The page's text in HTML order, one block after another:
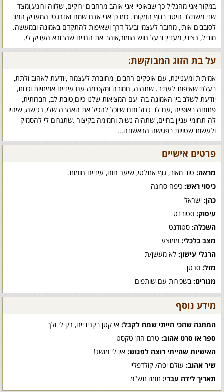
במקור אני מהגליל כך שבאופיי אני אוהב מרחבים ירוקים, שלווה ורוגע,ומצד
שני משתלב היטב בנוף המקומי. כמו כן אני אדם שמח ואנרגטי המעניק המון
לסובבים אותי, מחובר לעצמי ובעל דרך ושאיפות להתקדם באמונה ובמעשה.
מוביל, רציני, מעניין ובעל חוש הומור,אוהב את החיים שהבורא העניק לי.
על בת הזוג המבוקשת:
אמיתית ומעניינת, עם אופקים רחבים, מחוברת לעצמה ,יודעת לאהוב ולתת,
בעלת שאיפות לעתיד. שתהיה, חמודה ומקסימה עם עיניים אמיתיות וכנות,
יודעת לשלב בין האמונה בה' עם המציאות שלנו כיום,טובת לב, חברותית,
פתוחה באופייה ,עם לב גדול וחם שיוכל להכיל את האהבה שלי, רגישה, שיהיו
לה תחומי עניין בחיים, שתהיה נשית וחמימה בקיצור .שתגרום לי להסמיק
ולעשות שטויות בפגישה הראשונה...
פרטים אישיים
מראה: טוב מאוד, גוף אתלטי, שיער חום, עיניים חומות.
כיסוי ראש: כיפה סרוגה
כהן: ישראל
עיסוק: סטודנט
השכלה: סטודנט
מצב כלכלי: ממוצע
הרגלי עישון: לא מעשן/ת
מזל: סרטן
מגורים: בשכירות עם שותפים
מידע נוסף
המתנה שהכי הייתי שמח לקבל: אי קטן בקריביים, רק לי ולך
ספר או סרט אהוב: טרם הוזן טקסט
האישיות שהייתי רוצה לפגוש: אין לי מושג!
שיר אהוב: עולם יפה/ קולדפליי
תאריך לידה עברי: תמוז תש"מ